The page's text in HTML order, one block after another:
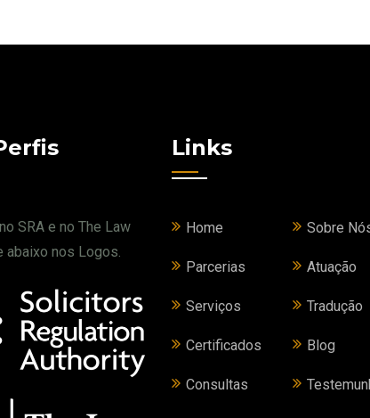
SRA e no The Law
abaixo nos Logos.
Links
Home Sobre
Parcerias Atuação
Serviços Tradução
Certificados Blog
Consultas